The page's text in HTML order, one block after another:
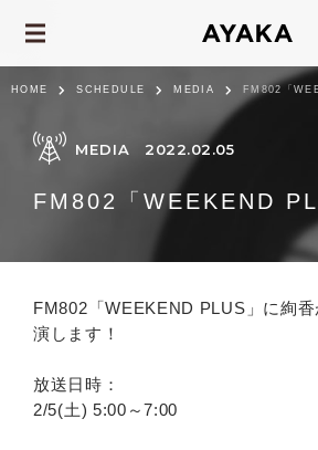
HOME SCHEDULE MEDIA
MEDIA 2022.02.05
FM802「WEEKEND
FM802「WEEKEND PLUS」に絢
演します！
放送日時：
2/5(土) 5:00～7:00